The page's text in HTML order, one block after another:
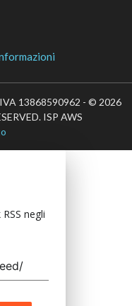
13868590962 - © 2026
ISP AWS
negli